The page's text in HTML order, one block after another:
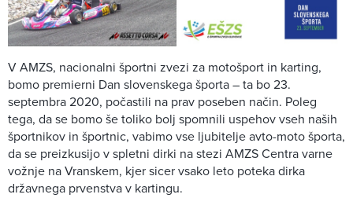
V AMZS, nacionalni športni zvezi za motošport in karting,
bomo premierni Dan slovenskega športa – ta bo 23.
septembra 2020, počastili na prav poseben način. Poleg
tega, da se bomo še toliko bolj spomnili uspehov vseh naših
športnikov in športnic, vabimo vse ljubitelje avto-moto športa,
da se preizkusijo v spletni dirki na stezi AMZS Centra varne
vožnje na Vranskem, kjer sicer vsako leto poteka dirka
državnega prvenstva v kartingu.